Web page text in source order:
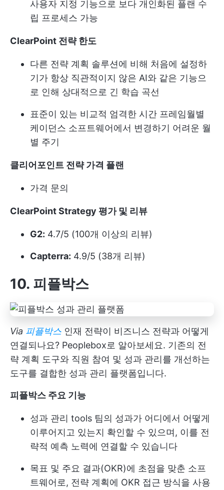
사용자 지정 기능으로 보다 개인화된 플랜 수
립 프로세스 가능
ClearPoint 전략 한도
다른 전략 계획 솔루션에 비해 처음에 설정하
기가 항상 직관적이지 않은 AI와 같은 기능으
로 인해 상대적으로 긴 학습 곡선
표준이 있는 비교적 엄격한 시간 프레임월별
케이던스 소프트웨어에서 변경하기 어려운 월
별 주기
클리어포인트 전략 가격 플랜
가격 문의
ClearPoint Strategy 평가 및 리뷰
G2: 4.7/5 (100개 이상의 리뷰)
Capterra: 4.9/5 (38개 리뷰)
10. 피플박스
Via 피플박스 인재 전략이 비즈니스 전략과 어떻게
연결되나요? Peoplebox로 알아보세요. 기존의 전
략 계획 도구와 직원 참여 및 성과 관리를 개선하는
도구를 결합한 성과 관리 플랫폼입니다.
피플박스 주요 기능
성과 관리 tools 팀의 성과가 어디에서 어떻게
이루어지고 있는지 확인할 수 있으며, 이를 전
략적 예측 노력에 연결할 수 있습니다
목표 및 주요 결과(OKR)에 초점을 맞춘 소프
트웨어로, 전략 계획에 OKR 접근 방식을 사용